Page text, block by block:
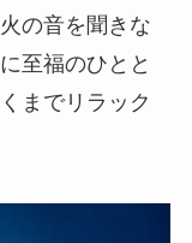
の音を聞きな
至福のひとと
までリラック